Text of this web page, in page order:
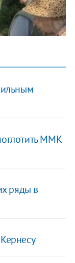
ММК
ряды в